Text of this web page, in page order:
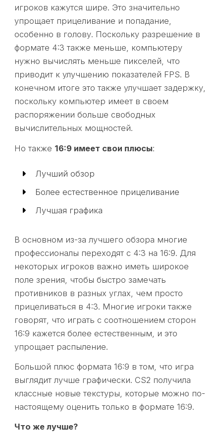
игроков кажутся шире. Это значительно
упрощает прицеливание и попадание,
особенно в голову. Поскольку разрешение в
формате 4:3 также меньше, компьютеру
нужно вычислять меньше пикселей, что
приводит к улучшению показателей FPS. В
конечном итоге это также улучшает задержку,
поскольку компьютер имеет в своем
распоряжении больше свободных
вычислительных мощностей.
Но также 16:9 имеет свои плюсы:
Лучший обзор
Более естественное прицеливание
Лучшая графика
В основном из-за лучшего обзора многие
профессионалы переходят с 4:3 на 16:9. Для
некоторых игроков важно иметь широкое
поле зрения, чтобы быстро замечать
противников в разных углах, чем просто
прицеливаться в 4:3. Многие игроки также
говорят, что играть с соотношением сторон
16:9 кажется более естественным, и это
упрощает распыление.
Большой плюс формата 16:9 в том, что игра
выглядит лучше графически. CS2 получила
классные новые текстуры, которые можно по-
настоящему оценить только в формате 16:9.
Что же лучше?